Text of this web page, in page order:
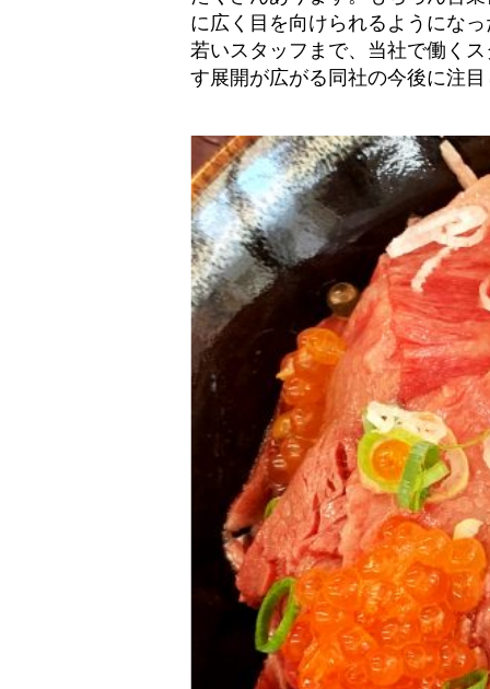
に広く目を向けられるようにな
若いスタッフまで、当社で働く
す展開が広がる同社の今後に注